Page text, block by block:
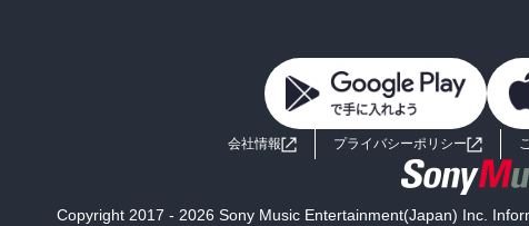
会社情報 プライバシーポリシー
Copyright 2017 - 2026 Sony Music Entertainment(Japan) Inc.